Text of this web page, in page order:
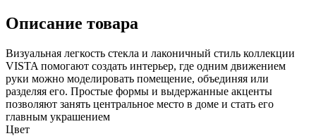
Описание товара
Визуальная легкость стекла и лаконичный стиль коллекции
VISTA помогают создать интерьер, где одним движением
руки можно моделировать помещение, объединяя или
разделяя его. Простые формы и выдержанные акценты
позволяют занять центральное место в доме и стать его
главным украшением
Цвет